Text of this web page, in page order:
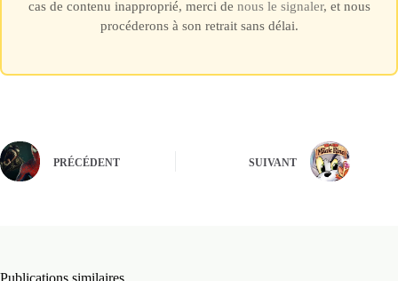
cas de contenu inapproprié, merci de nous le signaler, et nous
procéderons à son retrait sans délai.
PRÉCÉDENT SUIVANT